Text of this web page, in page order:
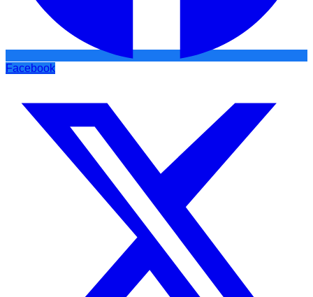
Facebook